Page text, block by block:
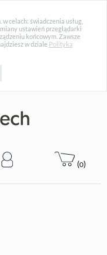
celach: świadczenia usług,
ustawień przeglądarki
końcowym. Zawsze
w dziale Polityka
(0)